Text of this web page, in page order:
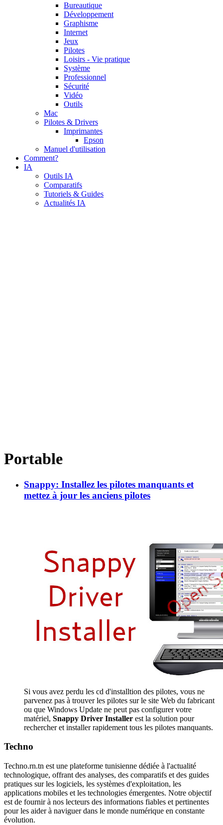
Bureautique
Développement
Graphisme
Internet
Jeux
Pilotes
Loisirs - Vie pratique
Système
Professionnel
Sécurité
Vidéo
Outils
Mac
Pilotes & Drivers
Imprimantes
Epson
Manuel d'utilisation
Comment?
IA
Outils IA
Comparatifs
Tutoriels & Guides
Actualités IA
Portable
Snappy: Installez les pilotes manquants et
mettez à jour les anciens pilotes
Si vous avez perdu les cd d'installtion des pilotes, vous ne
parvenez pas à trouver les pilotes sur le site Web du fabricant
ou que Windows Update ne peut pas configurer votre
matériel, Snappy Driver Installer est la solution pour
rechercher et installer rapidement tous les pilotes manquants.
Techno
Techno.rn.tn est une plateforme tunisienne dédiée à l'actualité
technologique, offrant des analyses, des comparatifs et des guides
pratiques sur les logiciels, les systèmes d'exploitation, les
applications mobiles et les technologies émergentes. Notre objectif
est de fournir à nos lecteurs des informations fiables et pertinentes
pour les aider à naviguer dans le monde numérique en constante
évolution.